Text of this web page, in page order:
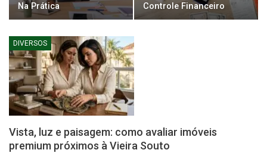
Na Prática
Controle Financeiro
DIVERSOS
Vista, luz e paisagem: como avaliar imóveis
premium próximos à Vieira Souto